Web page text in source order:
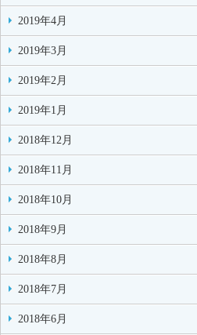
2019年4月
2019年3月
2019年2月
2019年1月
2018年12月
2018年11月
2018年10月
2018年9月
2018年8月
2018年7月
2018年6月